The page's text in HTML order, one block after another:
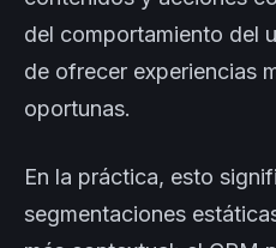
del comportamiento del
de ofrecer experiencias
oportunas.
En la práctica, esto
segmentaciones